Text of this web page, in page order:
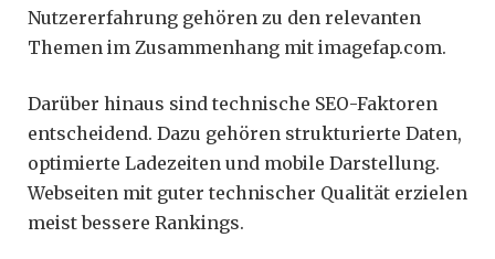
Nutzererfahrung gehören zu den relevanten
Themen im Zusammenhang mit imagefap.com.
Darüber hinaus sind technische SEO-Faktoren
entscheidend. Dazu gehören strukturierte Daten,
optimierte Ladezeiten und mobile Darstellung.
Webseiten mit guter technischer Qualität erzielen
meist bessere Rankings.